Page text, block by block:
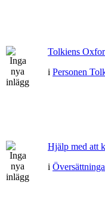
Tolkiens
i Personen
Hjälp med att
i